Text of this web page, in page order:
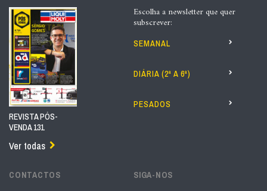
REVISTA PÓS-
VENDA 131
Ver todas
Escolha a newsletter que quer
subscrever:
SEMANAL
DIÁRIA (2ª A 6ª)
PESADOS
CONTACTOS SIGA-NOS